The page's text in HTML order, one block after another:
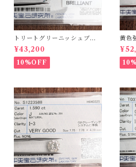
トリートグリーニッシュブル
ーダイヤルース【0.234ct】P
RO206812
¥43,200
10%OFF
黄色
98ct